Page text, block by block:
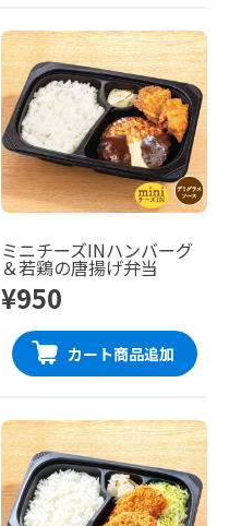
ミニチーズINハンバーグ
＆若鶏の唐揚げ弁当
¥950
カート商品追加